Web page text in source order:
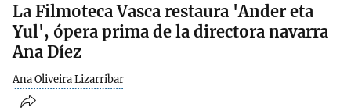
La Filmoteca Vasca restaura 'Ander eta
Yul', ópera prima de la directora navarra
Ana Díez
Ana Oliveira Lizarribar